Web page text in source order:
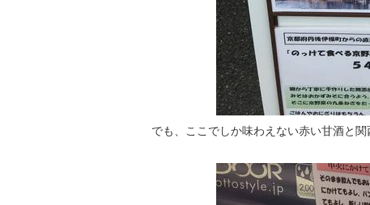
でも、ここでしか味わえない赤い甘酒と